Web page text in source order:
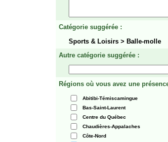
Catégorie suggérée :
Sports & Loisirs > Balle-molle
Autre catégorie suggérée :
Régions où vous avez une
Abitibi-Témiscamingue
Bas-Saint-Laurent
Centre du Québec
Chaudières-Appalaches
Côte-Nord